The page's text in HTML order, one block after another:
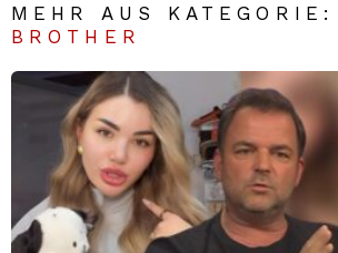
MEHR AUS KATEGORIE:
BROTHER